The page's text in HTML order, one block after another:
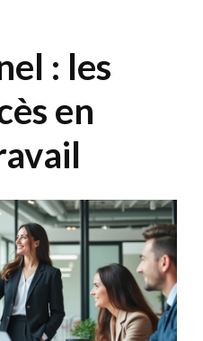
: les
en